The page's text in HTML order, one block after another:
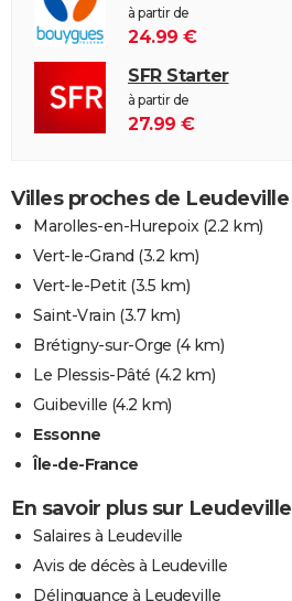
à partir de
24.99 €
SFR Starter
à partir de
27.99 €
Villes proches de Leudeville
Marolles-en-Hurepoix (2.2 km)
Vert-le-Grand (3.2 km)
Vert-le-Petit(3.5 km)
Saint-Vrain (3.7 km)
Brétigny-sur-Orge (4 km)
Le Plessis-Pâté (4.2 km)
Guibeville (4.2 km)
Essonne
Île-de-France
En savoir plus sur Leudeville
Salaires à Leudeville
Avis de décès à Leudeville
Délinquance à Leudeville